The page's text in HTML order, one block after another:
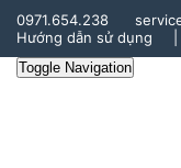
0971.654.238
Hướng dẫn sử dụng
Toggle Navigation